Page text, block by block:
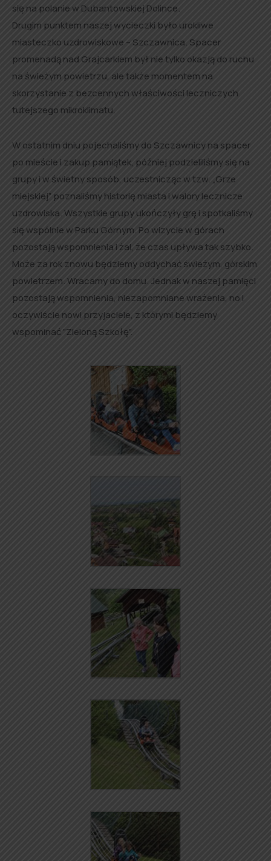
się na polanie w Dubantowskiej Dolince.
Drugim punktem naszej wycieczki było urokliwe
miasteczko uzdrowiskowe – Szczawnica. Spacer
promenadą nad Grajcarkiem był nie tylko okazją do ruchu
na świeżym powietrzu, ale także momentem na
skorzystanie z bezcennych właściwości leczniczych
tutejszego mikroklimatu.
W ostatnim dniu pojechaliśmy do Szczawnicy na spacer
po mieście i zakup pamiątek, później podzieliliśmy się na
grupy i w świetny sposób, uczestnicząc w tzw. „Grze
miejskiej” poznaliśmy historię miasta i walory lecznicze
uzdrowiska. Wszystkie grupy ukończyły grę i spotkaliśmy
się wspólnie w Parku Górnym. Po wizycie w górach
pozostają wspomnienia i żal, że czas upływa tak szybko.
Może za rok znowu będziemy oddychać świeżym, górskim
powietrzem. Wracamy do domu. Jednak w naszej pamięci
pozostają wspomnienia, niezapomniane wrażenia, no i
oczywiście nowi przyjaciele, z którymi będziemy
wspominać ”Zieloną Szkołę”.